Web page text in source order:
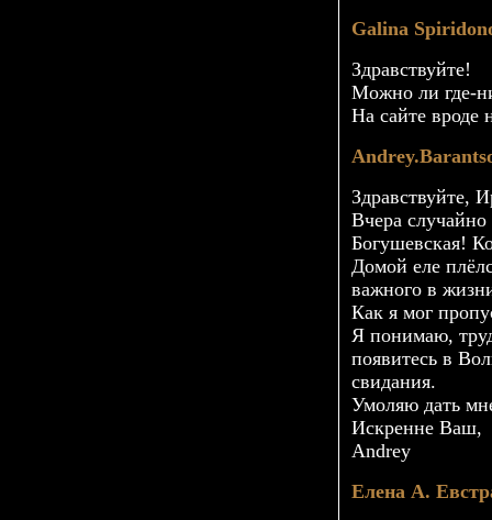
Galina
Здравствуйте!
Можно ли где-
На сайте вроде
Здравствуйте,
Вчера
Богушевская!
Домой еле
важного в
Как я мог
Я понимаю,
появитесь в
свидания.
Умоляю дать
Искренне Ваш,
Andrey
Елена А.